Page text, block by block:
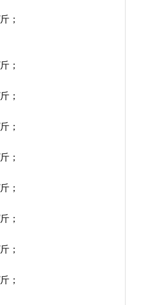
；
；
；
；
；
；
；
；
；